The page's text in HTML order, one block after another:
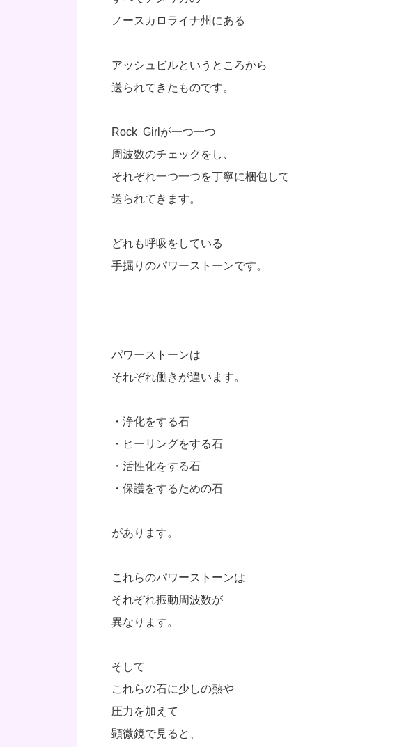
ノースカロライナ州にある
アッシュビルというところから
送られてきたものです。
Rock Girlが一つ一つ
周波数のチェックをし、
それぞれ一つ一つを丁寧に梱包して
送られてきます。
どれも呼吸をしている
手掘りのパワーストーンです。
パワーストーンは
それぞれ働きが違います。
・浄化をする石
・ヒーリングをする石
・活性化をする石
・保護をするための石
があります。
これらのパワーストーンは
それぞれ振動周波数が
異なります。
そして
これらの石に少しの熱や
圧力を加えて
顕微鏡で見ると、